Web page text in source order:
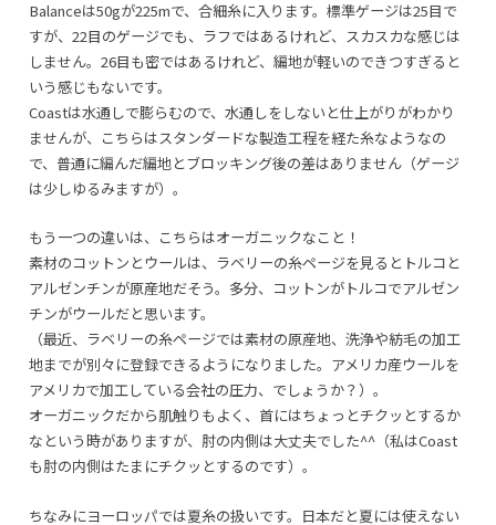
Balanceは50gが225mで、合細糸に入ります。標準ゲージは25目で
すが、22目のゲージでも、ラフではあるけれど、スカスカな感じは
しません。26目も密ではあるけれど、編地が軽いのできつすぎると
いう感じもないです。
Coastは水通しで膨らむので、水通しをしないと仕上がりがわかり
ませんが、こちらはスタンダードな製造工程を経た糸なようなの
で、普通に編んだ編地とブロッキング後の差はありません（ゲージ
は少しゆるみますが）。
もう一つの違いは、こちらはオーガニックなこと！
素材のコットンとウールは、ラベリーの糸ページを見るとトルコと
アルゼンチンが原産地だそう。多分、コットンがトルコでアルゼン
チンがウールだと思います。
（最近、ラベリーの糸ページでは素材の原産地、洗浄や紡毛の加工
地までが別々に登録できるようになりました。アメリカ産ウールを
アメリカで加工している会社の圧力、でしょうか？）。
オーガニックだから肌触りもよく、首にはちょっとチクッとするか
なという時がありますが、肘の内側は大丈夫でした^^（私はCoast
も肘の内側はたまにチクッとするのです）。
ちなみにヨーロッパでは夏糸の扱いです。日本だと夏には使えない